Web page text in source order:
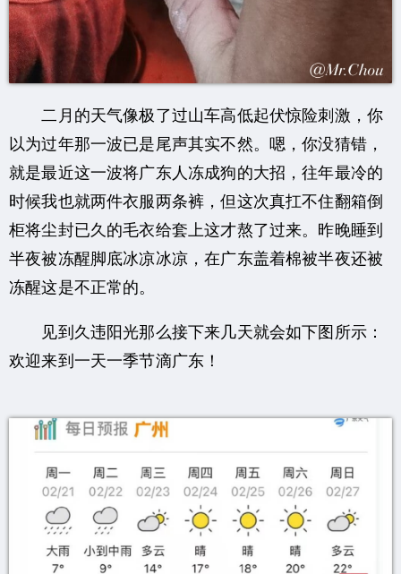
二月的天气像极了过山车高低起伏惊险刺激，你
以为过年那一波已是尾声其实不然。嗯，你没猜错，
就是最近这一波将广东人冻成狗的大招，往年最冷的
时候我也就两件衣服两条裤，但这次真扛不住翻箱倒
柜将尘封已久的毛衣给套上这才熬了过来。昨晚睡到
半夜被冻醒脚底冰凉冰凉，在广东盖着棉被半夜还被
冻醒这是不正常的。
见到久违阳光那么接下来几天就会如下图所示：
欢迎来到一天一季节滴广东！